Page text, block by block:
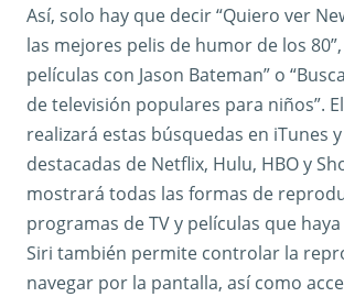
Así, solo hay que decir “Quiero ver
las mejores pelis de humor de los 80”,
películas con Jason Bateman” o
de televisión populares para niños”.
realizará estas búsquedas en iTunes
destacadas de Netflix, Hulu, HBO y
mostrará todas las formas de
programas de TV y películas que
Siri también permite controlar la
navegar por la pantalla, así como